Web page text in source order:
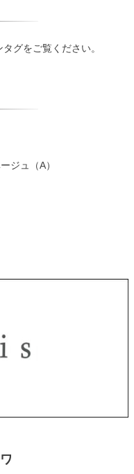
グをご覧ください。
ジュ（A）